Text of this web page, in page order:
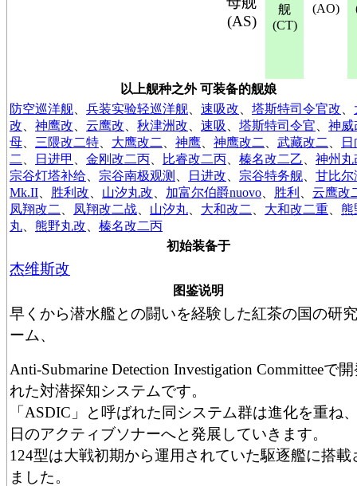
(AS)
舰
(CT)
(AO)
以上舰种之外 可装备的舰娘
防空巡洋舰
兵装实验轻巡洋舰 速吸改 塔斯特司令官改
改
神鹰改 云鹰改 秋津洲改 速吸 塔斯特司令官
神威
母
三隈改二特 大鹰改二 神鹰 神鹰改二 武藏改二
二
日进甲 金刚改二丙 比睿改二丙 榛名改二乙
神州丸
宗谷灯塔补给
宗谷南极观测 日进改 宗谷特务舰
甘比尔
Mk.II
胜利改 山汐丸改 加富尔伯爵nuovo 胜利
云鹰改
凤翔改二
凤翔改二战 山汐丸 大和改二 大和改二重
熊
丸
熊野丸改
榛名改二丙
初始装备于
杰维斯改
图鉴说明
早くから潜水艦との闘いを経験した紅茶の国の研
ーム、
Anti-Submarine Detection Investigation Committeeで
れた対潜探知システムです。
「ASDIC」と呼ばれた同システム群は進化を重ね
日のアクティブソナーへと発展していきます。
124型は大戦初期から運用されていた駆逐艦に搭載
ました。